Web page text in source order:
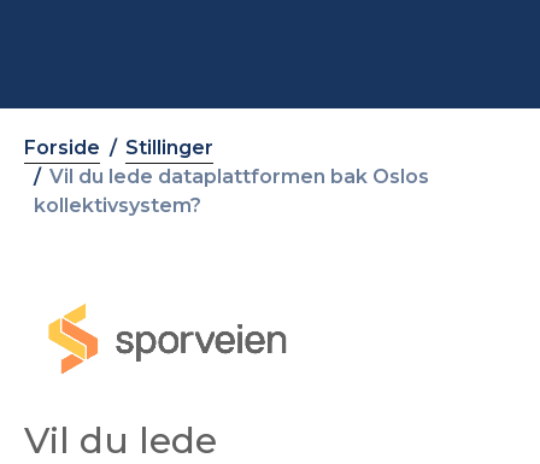
Forside
Stillinger
Vil du lede dataplattformen bak Oslos
kollektivsystem?
Vil du lede